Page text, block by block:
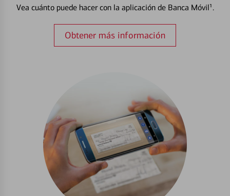
Vea cuánto puede hacer con la aplicación de Banca Móvil¹.
Obtener más información